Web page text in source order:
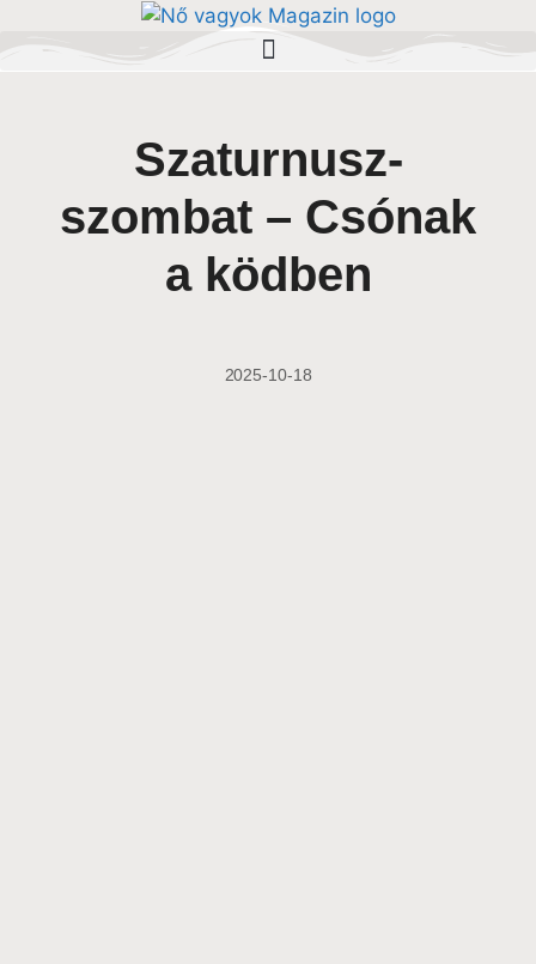
Szaturnusz-
szombat – Csónak
a ködben
2025-10-18